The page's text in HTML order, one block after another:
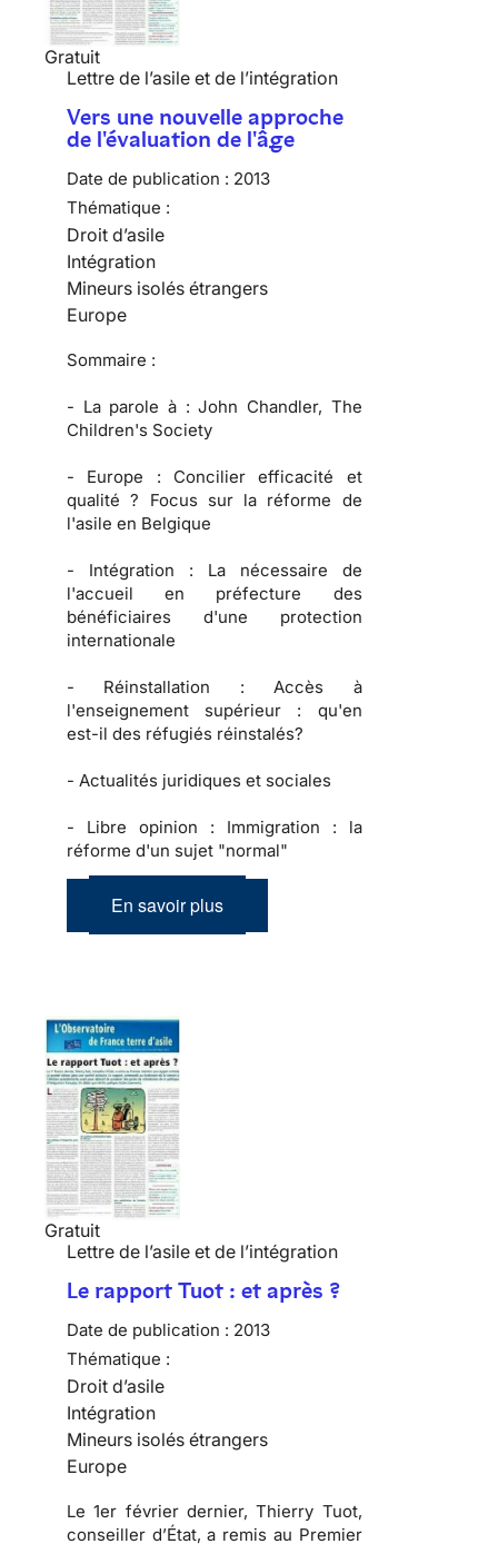
Gratuit
Lettre de l’asile et de l’intégration
Vers une nouvelle approche
de l'évaluation de l'âge
Date de publication : 2013
Thématique :
Droit d’asile
Intégration
Mineurs isolés étrangers
Europe
Sommaire :
- La parole à : John Chandler, The
Children's Society
- Europe : Concilier efficacité et
qualité ? Focus sur la réforme de
l'asile en Belgique
- Intégration : La nécessaire de
l'accueil en préfecture des
bénéficiaires d'une protection
internationale
- Réinstallation : Accès à
l'enseignement supérieur : qu'en
est-il des réfugiés réinstalés?
- Actualités juridiques et sociales
- Libre opinion : Immigration : la
réforme d'un sujet "normal"
En savoir plus
Gratuit
Lettre de l’asile et de l’intégration
Le rapport Tuot : et après ?
Date de publication : 2013
Thématique :
Droit d’asile
Intégration
Mineurs isolés étrangers
Europe
Le 1er février dernier, Thierry Tuot,
conseiller d’État, a remis au Premier